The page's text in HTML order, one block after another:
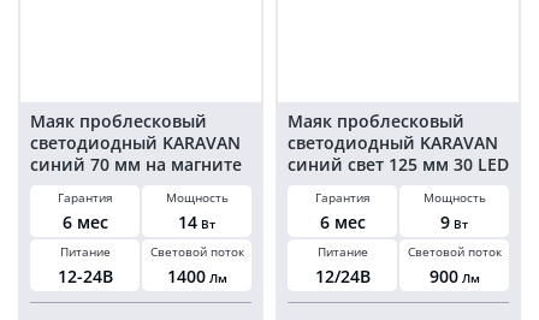
Маяк проблесковый
светодиодный KARAVAN
синий 70 мм на магните
и болтах в
прикуриватель
Гарантия
6 мес
Мощность
14 Вт
Питание
12-24В
Световой поток
1400 Лм
Маяк проблесковый
светодиодный KARAVAN
синий свет 125 мм 30 LED
на магните в
прикуриватель
Гарантия
6 мес
Мощность
9 Вт
Питание
12/24В
Световой поток
900 Лм